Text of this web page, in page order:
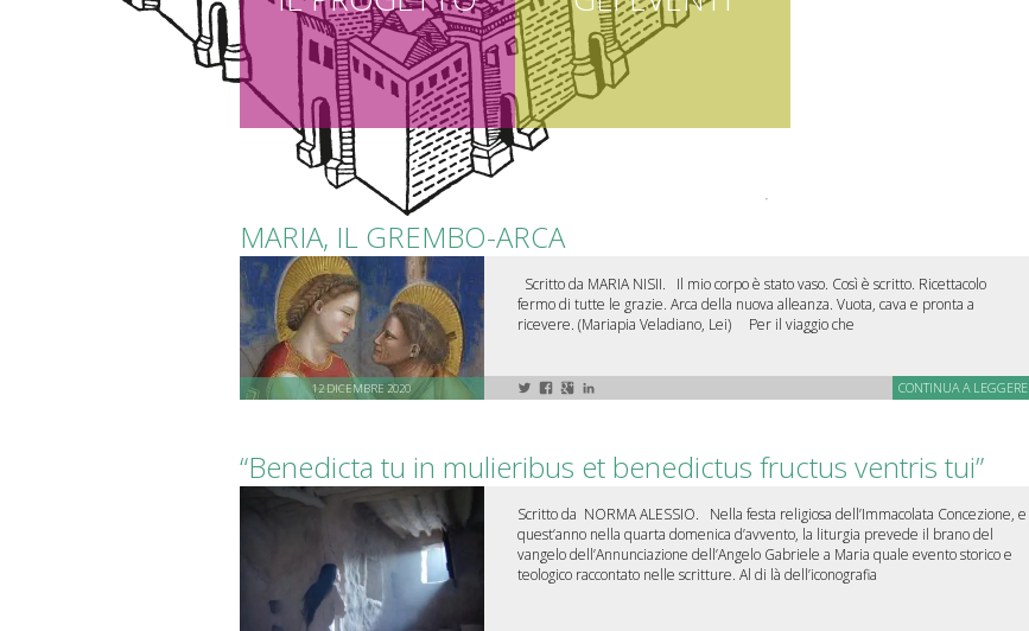
MARIA, IL GREMBO-ARCA
12 DICEMBRE 2020
Scritto da MARIA NISII. Il mio corpo è stato vaso. Così è scritto. Ricettacolo
fermo di tutte le grazie. Arca della nuova alleanza. Vuota, cava e pronta a
ricevere. (Mariapia Veladiano, Lei) Per il viaggio che
CONTINUA A LEGGERE
“Benedicta tu in mulieribus et benedictus fructus ventris tui”
Scritto da NORMA ALESSIO. Nella festa religiosa dell’Immacolata Concezione, e
quest’anno nella quarta domenica d’avvento, la liturgia prevede il brano del
vangelo dell’Annunciazione dell’Angelo Gabriele a Maria quale evento storico e
teologico raccontato nelle scritture. Al di là dell’iconografia